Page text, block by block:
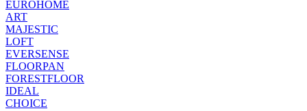
EUROHOME
ART
MAJESTIC
LOFT
EVERSENSE
FLOORPAN
FORESTFLOOR
IDEAL
CHOICE